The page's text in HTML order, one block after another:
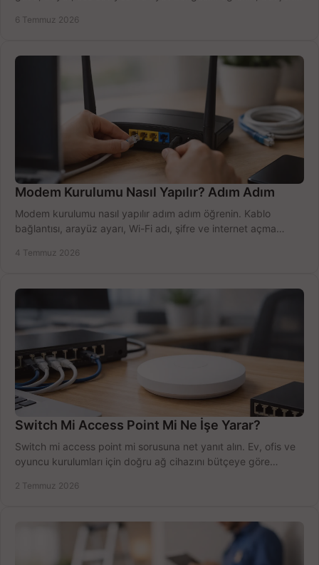
6 Temmuz 2026
Modem Kurulumu Nasıl Yapılır? Adım Adım
Modem kurulumu nasıl yapılır adım adım öğrenin. Kablo
bağlantısı, arayüz ayarı, Wi-Fi adı, şifre ve internet açma
4 Temmuz 2026
Switch Mi Access Point Mi Ne İşe Yarar?
Switch mi access point mi sorusuna net yanıt alın. Ev, ofis ve
oyuncu kurulumları için doğru ağ cihazını bütçeye göre
2 Temmuz 2026